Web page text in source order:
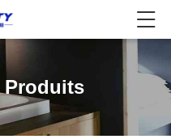
Produits